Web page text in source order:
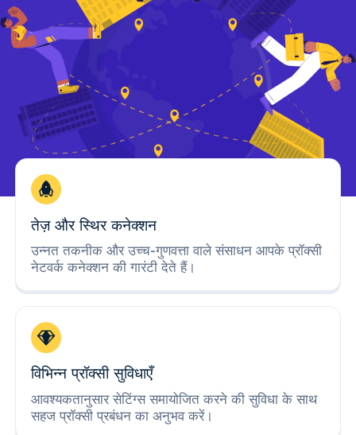
तेज़ और स्थिर कनेक्शन
उन्नत तकनीक और उच्च-गुणवत्ता वाले संसाधन आपके प्रॉक्सी
नेटवर्क कनेक्शन की गारंटी देते हैं।
विभिन्न प्रॉक्सी सुविधाएँ
आवश्यकतानुसार सेटिंग्स समायोजित करने की सुविधा के साथ
सहज प्रॉक्सी प्रबंधन का अनुभव करें।